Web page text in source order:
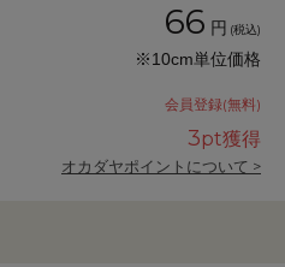
66 円 (税込)
※10cm単位価格
会員登録(無料)
3pt獲得
オカダヤポイントについて >